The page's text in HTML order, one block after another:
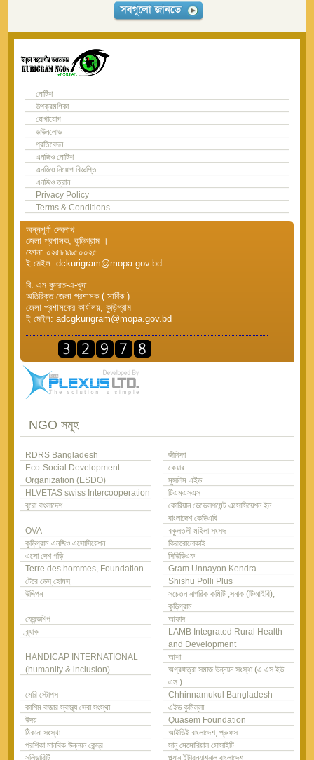
নোটিশ
উপক্রমণিকা
যোগাযোগ
ডাউনলোড
প্রতিবেদন
এনজিও নোটিশ
এনজিও নিয়োগ বিজ্ঞপ্তি
এনজিও ত্রান
Privacy Policy
Terms & Conditions
অন্নপূর্ণা দেবনাথ
জেলা প্রশাসক, কুড়িগ্রাম ।
ফোন: ০২৫৮৯৯৫০০২৫
ই মেইল: dckurigram@mopa.gov.bd
বি. এম কুদরত-এ-খুদা
অতিরিক্ত জেলা প্রশাসক ( সার্বিক )
জেলা প্রশাসকের কার্যালয়, কুড়িগ্রাম
ই মেইল: adcgkurigram@mopa.gov.bd
NGO সমূহ
RDRS Bangladesh
জীবিকা
Eco-Social Development
Organization (ESDO)
কেয়ার
মুসলিম এইড
HLVETAS swiss Intercooperation
টিএমএসএস
বুরো বাংলাদেশ
কোরিয়ান ডেভেলপমেন্ট এসোসিয়েশন ইন
বাংলাদেশ কেডিএবি
OVA
বকুলতলী মহিলা সংসদ
কুড়িগ্রাম এনজিও এসোসিয়েশন
কিরারোনোকাই
এসো দেশ গড়ি
সিডিডিএফ
Terre des hommes, Foundation
টেরে ডেস্ হোমস্
Gram Unnayon Kendra
Shishu Polli Plus
উদ্দিপন
সচেতন নাগরিক কমিটি ,সনাক (টিআইবি),
কুড়িগ্রাম
ফ্রেন্ডশিপ
আফাদ
ব্র্যাক
LAMB Integrated Rural Health
and Development
HANDICAP INTERNATIONAL
(humanity & inclusion)
আশা
অগ্রযাত্রা সমাজ উন্নয়ন সংস্থা (এ এস ইউ
এস )
মেরি স্টোপস
Chhinnamukul Bangladesh
কাশিম বাজার স্বাস্থ্য সেবা সংস্থা
এইড কুমিল্লা
উদয়
Quasem Foundation
ঠিকানা সংস্থা
আইডিই বাংলাদেশ, প্রুফস
প্রশিকা মানবিক উন্নয়ন কেন্দ্র
সানু মেমোরিয়াল সোসাইটি
সলিডারিটি
প্ল্যান ইন্টারন্যাশনাল বাংলাদেশ